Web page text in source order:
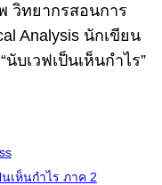
วิทยากรสอนการ
Analysis นักเขียน
นับเวฟเป็นเห็นกำไร”
เห็นกำไร ภาค 2